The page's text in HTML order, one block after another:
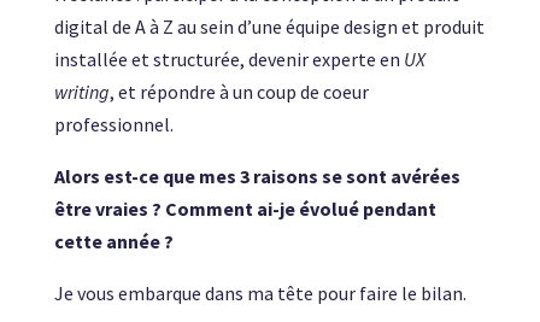
digital de A à Z au sein d’une équipe design et produit
installée et structurée, devenir experte en UX
writing, et répondre à un coup de coeur
professionnel.
Alors est-ce que mes 3 raisons se sont avérées
être vraies ? Comment ai-je évolué pendant
cette année ?
Je vous embarque dans ma tête pour faire le bilan.